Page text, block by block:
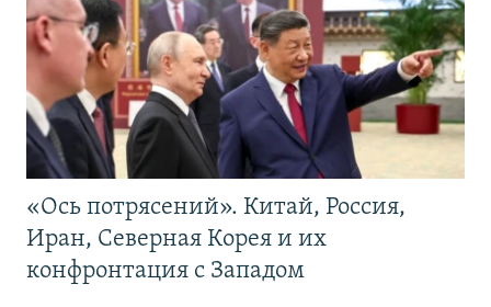
«Ось потрясений». Китай, Россия,
Иран, Северная Корея и их
конфронтация с Западом